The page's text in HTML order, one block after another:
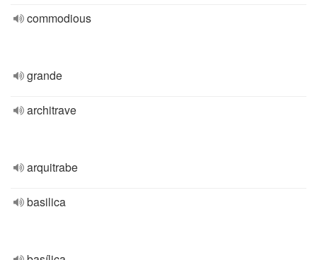
commodious
grande
architrave
arquitrabe
basilica